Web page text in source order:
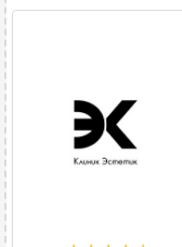
Нутрициология
Онкология
Онкология-маммология
Отоларингология